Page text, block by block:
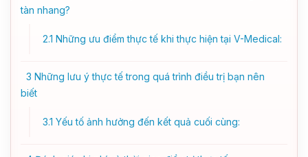
tàn nhang?
2.1 Những ưu điểm thực tế khi thực hiện tại V-Medical:
3 Những lưu ý thực tế trong quá trình điều trị bạn nên
biết
3.1 Yếu tố ảnh hưởng đến kết quả cuối cùng: